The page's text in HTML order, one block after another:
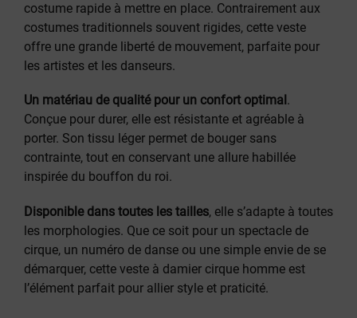
costume rapide à mettre en place. Contrairement aux
costumes traditionnels souvent rigides, cette veste
offre une grande liberté de mouvement, parfaite pour
les artistes et les danseurs.
Un matériau de qualité pour un confort optimal .
Conçue pour durer, elle est résistante et agréable à
porter. Son tissu léger permet de bouger sans
contrainte, tout en conservant une allure habillée
inspirée du bouffon du roi.
Disponible dans toutes les tailles, elle s’adapte à toutes
les morphologies. Que ce soit pour un spectacle de
cirque, un numéro de danse ou une simple envie de se
démarquer, cette veste à damier cirque homme est
l’élément parfait pour allier style et praticité.